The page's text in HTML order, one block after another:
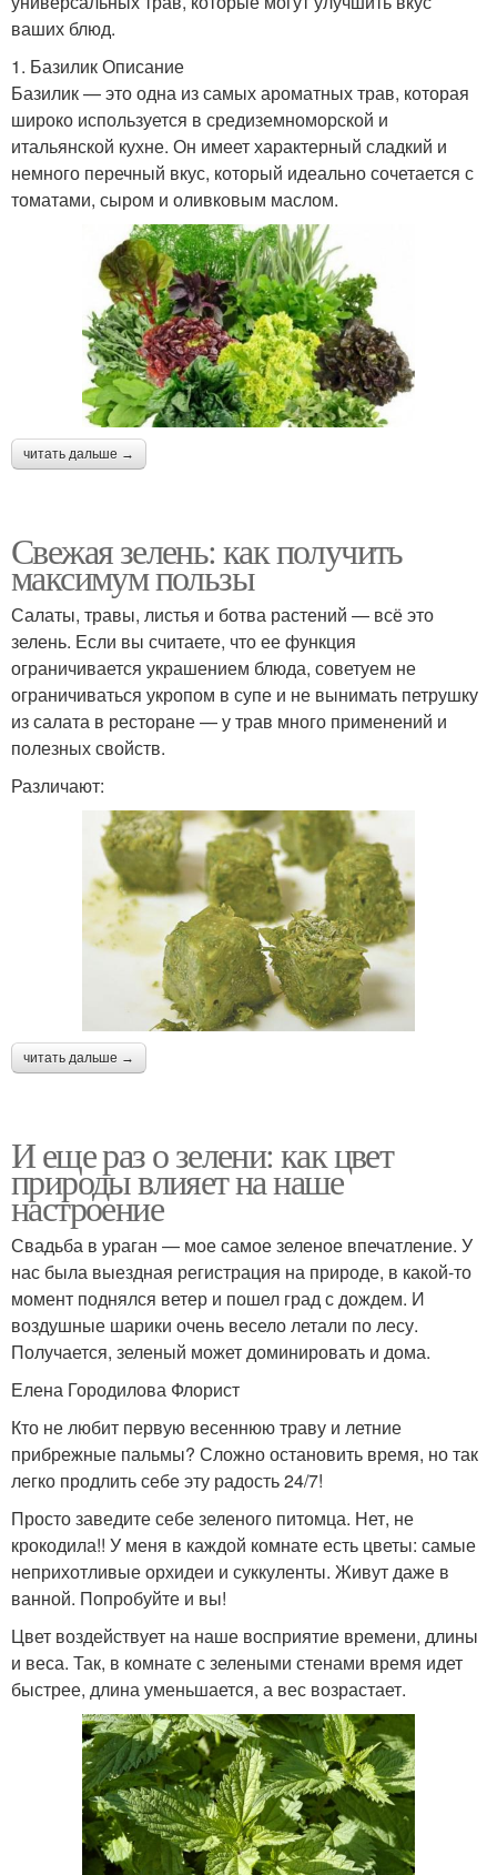
ваших блюд.
1. Базилик Описание
Базилик — это одна из самых ароматных трав, которая
широко используется в средиземноморской и
итальянской кухне. Он имеет характерный сладкий и
немного перечный вкус, который идеально сочетается с
томатами, сыром и оливковым маслом.
читать дальше →
Свежая зелень: как получить
максимум пользы
Салаты, травы, листья и ботва растений — всё это
зелень. Если вы считаете, что ее функция
ограничивается украшением блюда, советуем не
ограничиваться укропом в супе и не вынимать петрушку
из салата в ресторане — у трав много применений и
полезных свойств.
Различают:
читать дальше →
И еще раз о зелени: как цвет
природы влияет на наше
настроение
Свадьба в ураган — мое самое зеленое впечатление. У
нас была выездная регистрация на природе, в какой-то
момент поднялся ветер и пошел град с дождем. И
воздушные шарики очень весело летали по лесу.
Получается, зеленый может доминировать и дома.
Елена Городилова Флорист
Кто не любит первую весеннюю траву и летние
прибрежные пальмы? Сложно остановить время, но так
легко продлить себе эту радость 24/7!
Просто заведите себе зеленого питомца. Нет, не
крокодила!! У меня в каждой комнате есть цветы: самые
неприхотливые орхидеи и суккуленты. Живут даже в
ванной. Попробуйте и вы!
Цвет воздействует на наше восприятие времени, длины
и веса. Так, в комнате с зелеными стенами время идет
быстрее, длина уменьшается, а вес возрастает.